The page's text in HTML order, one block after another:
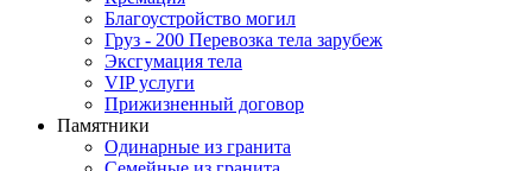
Благоустройство могил
Груз - 200 Перевозка тела зарубеж
Эксгумация тела
VIP услуги
Прижизненный договор
Памятники
Одинарные из гранита